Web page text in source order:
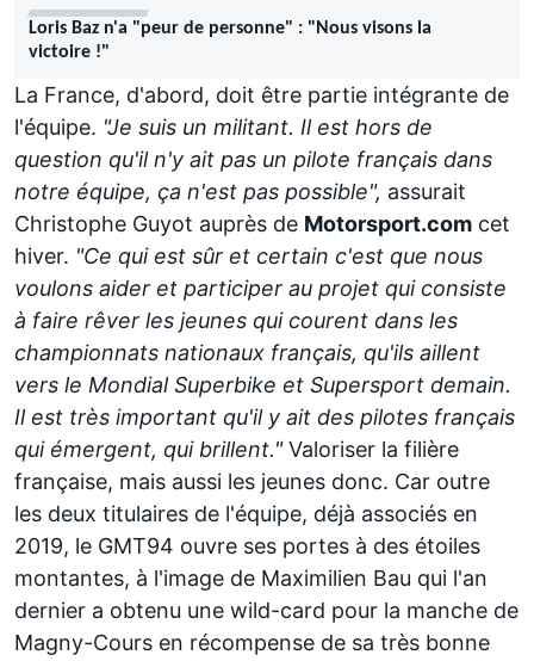
Loris Baz n'a "peur de personne" : "Nous visons la
victoire !"
La France, d'abord, doit être partie intégrante de
l'équipe. "Je suis un militant. Il est hors de
question qu'il n'y ait pas un pilote français dans
notre équipe, ça n'est pas possible", assurait
Christophe Guyot auprès de Motorsport.com cet
hiver. "Ce qui est sûr et certain c'est que nous
voulons aider et participer au projet qui consiste
à faire rêver les jeunes qui courent dans les
championnats nationaux français, qu'ils aillent
vers le Mondial Superbike et Supersport demain.
Il est très important qu'il y ait des pilotes français
qui émergent, qui brillent."Valoriser la filière
française, mais aussi les jeunes donc. Car outre
les deux titulaires de l'équipe, déjà associés en
2019, le GMT94 ouvre ses portes à des étoiles
montantes, à l'image de Maximilien Bau qui l'an
dernier a obtenu une wild-card pour la manche de
Magny-Cours en récompense de sa très bonne